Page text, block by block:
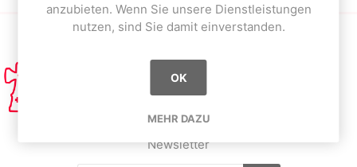
Newsletter
anzubieten. Wenn Sie unsere Dienstleistungen
nutzen, sind Sie damit einverstanden.
OK
MEHR DAZU